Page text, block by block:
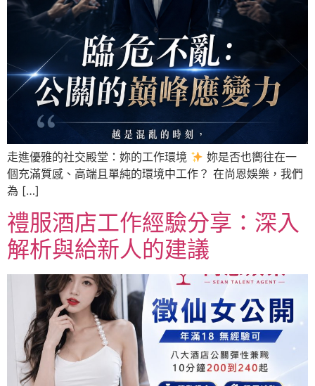
走進優雅的社交殿堂：妳的工作環境
妳是否也嚮往在一
個充滿質感、高端且單純的環境中工作？ 在尚恩娛樂，我們
為 […]
禮服酒店工作經驗分享：深入
解析與給新人的建議